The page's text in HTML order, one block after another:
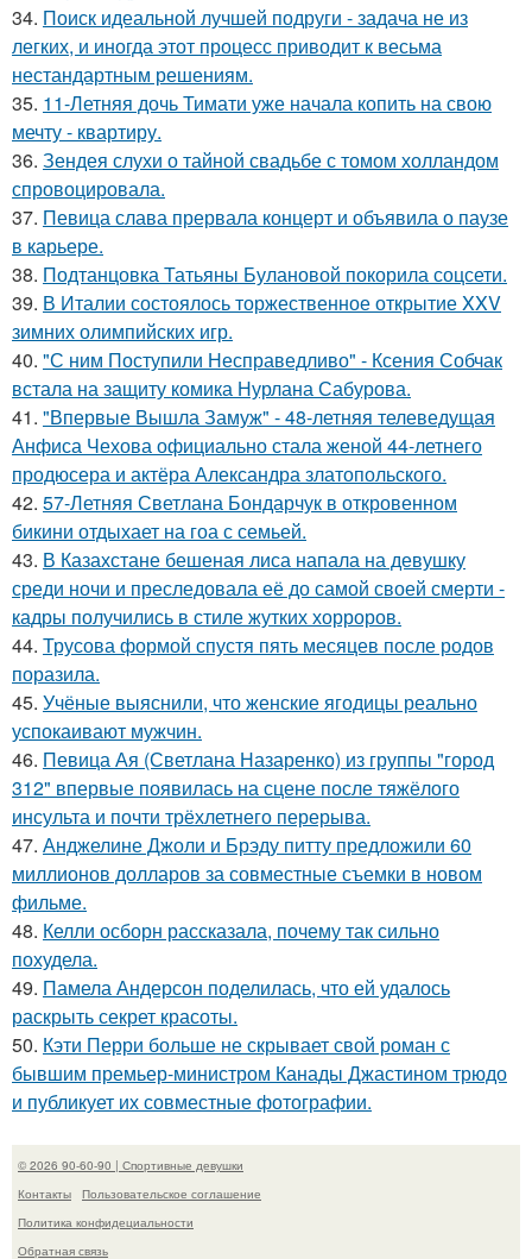
34. Поиск идеальной лучшей подруги - задача не из
легких, и иногда этот процесс приводит к весьма
нестандартным решениям.
35. 11-Летняя дочь Тимати уже начала копить на свою
мечту - квартиру.
36. Зендея слухи о тайной свадьбе с томом холландом
спровоцировала.
37. Певица слава прервала концерт и объявила о паузе
в карьере.
38. Подтанцовка Татьяны Булановой покорила соцсети.
39. В Италии состоялось торжественное открытие XXV
зимних олимпийских игр.
40. "С ним Поступили Несправедливо" - Ксения Собчак
встала на защиту комика Нурлана Сабурова.
41. "Впервые Вышла Замуж" - 48-летняя телеведущая
Анфиса Чехова официально стала женой 44-летнего
продюсера и актёра Александра златопольского.
42. 57-Летняя Светлана Бондарчук в откровенном
бикини отдыхает на гоа с семьей.
43. В Казахстане бешеная лиса напала на девушку
среди ночи и преследовала её до самой своей смерти -
кадры получились в стиле жутких хорроров.
44. Трусова формой спустя пять месяцев после родов
поразила.
45. Учёные выяснили, что женские ягодицы реально
успокаивают мужчин.
46. Певица Ая (Светлана Назаренко) из группы "город
312" впервые появилась на сцене после тяжёлого
инсульта и почти трёхлетнего перерыва.
47. Анджелине Джоли и Брэду питту предложили 60
миллионов долларов за совместные съемки в новом
фильме.
48. Келли осборн рассказала, почему так сильно
похудела.
49. Памела Андерсон поделилась, что ей удалось
раскрыть секрет красоты.
50. Кэти Перри больше не скрывает свой роман с
бывшим премьер-министром Канады Джастином трюдо
и публикует их совместные фотографии.
© 2026 90-60-90 | Спортивные девушки
Контакты
Пользовательское соглашение
Политика конфидециальности
Обратная связь